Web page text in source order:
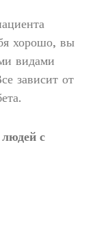
хорошо, вы
видами
зависит от
с